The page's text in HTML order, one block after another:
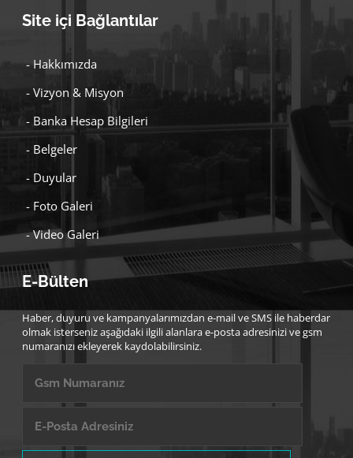
Site içi Bağlantılar
- Hakkımızda
- Vizyon & Misyon
- Banka Hesap Bilgileri
- Belgeler
- Duyular
- Foto Galeri
- Video Galeri
E-Bülten
Haber, duyuru ve kampanyalarımızdan e-mail ve SMS ile haberdar
olmak isterseniz aşağıdaki ilgili alanlara e-posta adresinizi ve gsm
numaranızı ekleyerek kaydolabilirsiniz.